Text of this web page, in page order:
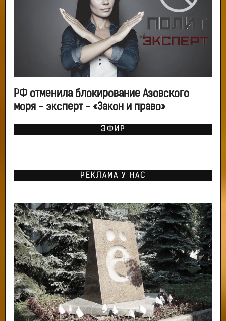
РФ отменила блокирование Азовского
моря - эксперт - «Закон и право»
ЭФИР
РЕКЛАМА У НАС